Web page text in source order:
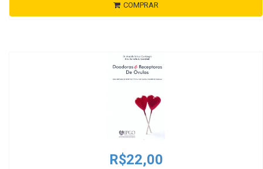
COMPRAR
R$22,00